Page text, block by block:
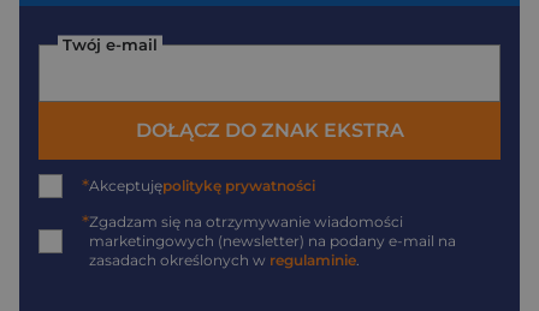
Twój e-mail
DOŁĄCZ DO ZNAK EKSTRA
*Akceptujępolitykę prywatności
*Zgadzam się na otrzymywanie wiadomości
marketingowych (newsletter) na podany e-mail na
zasadach określonych w regulaminie.